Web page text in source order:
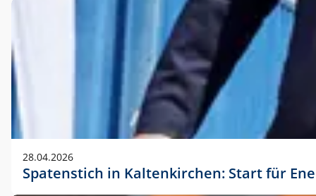
28.04.2026
Spatenstich in Kaltenkirchen: Start für